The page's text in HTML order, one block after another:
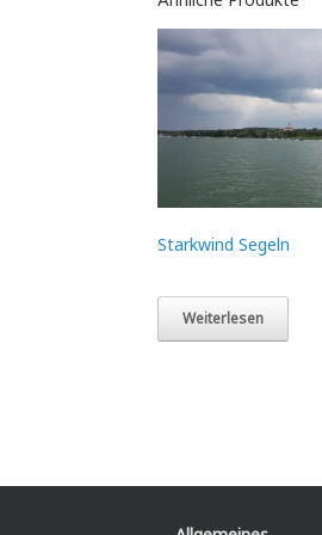
Starkwind Segeln
Weiterlesen